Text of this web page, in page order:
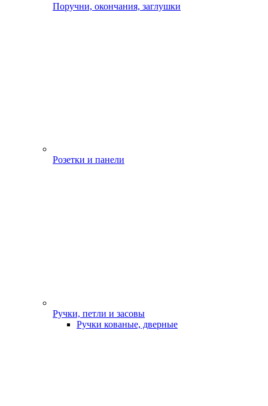
Поручни, окончания, заглушки
Розетки и панели
Ручки, петли и засовы
Ручки кованые, дверные